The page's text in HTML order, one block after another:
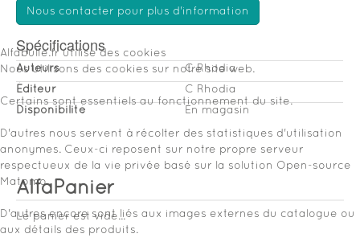
Nous contacter pour plus d'information
Spécifications
Auteurs
C Rhodia
Éditeur
C Rhodia
Disponibilité
En magasin
AlfaPanier
Le panier est vide...
Alfabulle.fr utilise des cookies
Nous utilisons des cookies sur notre site web.
Certains sont essentiels au fonctionnement du site.
D'autres nous servent à récolter des statistiques d'utilisation
anonymes. Ceux-ci reposent sur notre propre serveur
respectueux de la vie privée basé sur la solution Open-source
Matomo.
D'autres encore sont liés aux images externes du catalogue ou
aux détails des produits.